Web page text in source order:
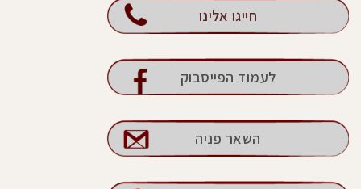
חייגו אלינו
לעמוד הפייסבוק
השאר פניה